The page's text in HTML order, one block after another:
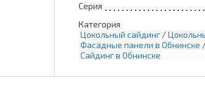
Серия
Категория
Цокольный сайдинг /
Фасадные панели в Обнинске
Сайдинг в Обнинске